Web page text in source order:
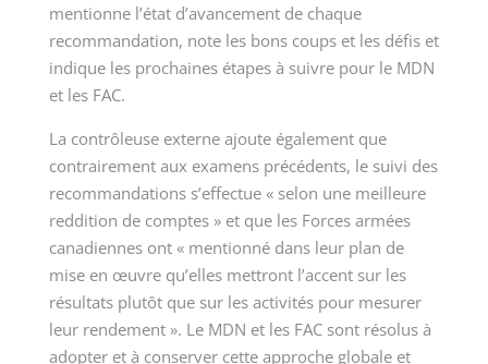
mentionne l’état d’avancement de chaque
recommandation, note les bons coups et les défis et
indique les prochaines étapes à suivre pour le MDN
et les FAC.
La contrôleuse externe ajoute également que
contrairement aux examens précédents, le suivi des
recommandations s’effectue « selon une meilleure
reddition de comptes » et que les Forces armées
canadiennes ont « mentionné dans leur plan de
mise en œuvre qu’elles mettront l’accent sur les
résultats plutôt que sur les activités pour mesurer
leur rendement ». Le MDN et les FAC sont résolus à
adopter et à conserver cette approche globale et